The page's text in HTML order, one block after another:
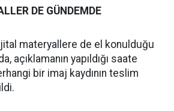
DE GÜNDEMDE
materyallere de el konulduğu
açıklamanın yapıldığı saate
bir imaj kaydının teslim